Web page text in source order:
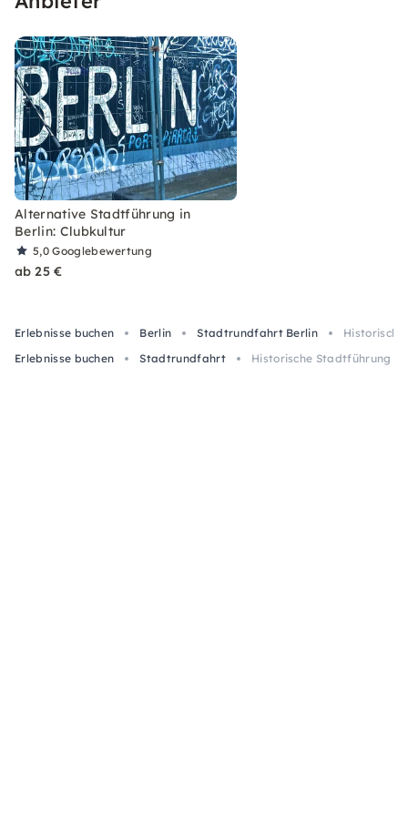
Alternative Stadtführung in
Berlin: Clubkultur
5,0Googlebewertung
ab 25 €
Erlebnisse buchen Berlin Stadtrundfahrt Berlin
Erlebnisse buchen
Stadtrundfahrt Historische Stadtführung